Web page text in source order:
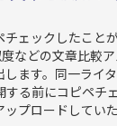
チェックしたこと
などの文章比較
ます。同一ライ
する前にコピペチ
ップロードしてい